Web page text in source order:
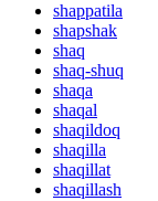
shappatila
shapshak
shaq
shaq-shuq
shaqa
shaqal
shaqildoq
shaqilla
shaqillat
shaqillash